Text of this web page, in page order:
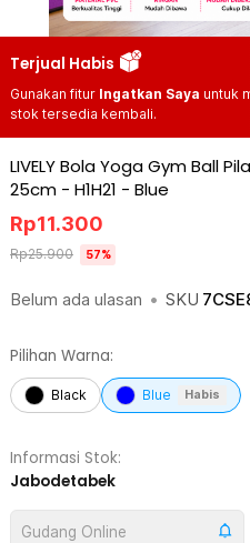
Terjual Habis
Gunakan fitur Ingatkan Saya untuk
stok tersedia kembali.
LIVELY Bola Yoga Gym Ball
25cm - H1H21 - Blue
Belum ada ulasan • SKU
Rp11.300
Rp25.900 57%
Pilihan Warna:
Black Blue Habis
Informasi Stok:
Jabodetabek
Gudang Online